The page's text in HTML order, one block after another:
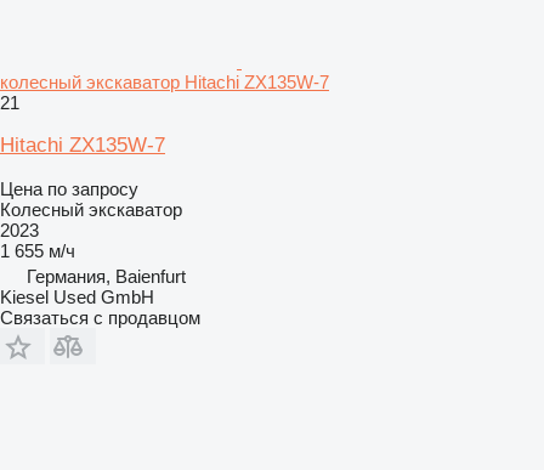
колесный экскаватор Hitachi ZX135W-7
21
Hitachi ZX135W-7
Цена по запросу
Колесный экскаватор
2023
1 655 м/ч
Германия, Baienfurt
Kiesel Used GmbH
Связаться с продавцом